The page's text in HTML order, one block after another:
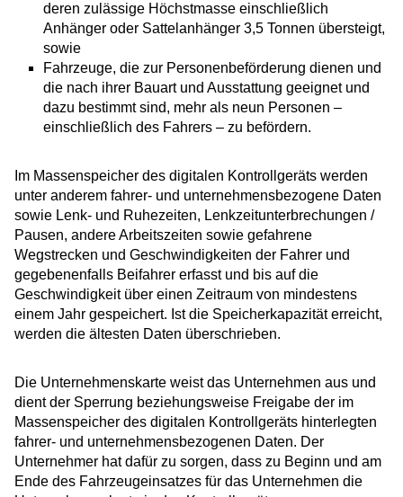
deren zulässige Höchstmasse einschließlich
Anhänger oder Sattelanhänger 3,5 Tonnen übersteigt,
sowie
Fahrzeuge, die zur Personenbeförderung dienen und
die nach ihrer Bauart und Ausstattung geeignet und
dazu bestimmt sind, mehr als neun Personen –
einschließlich des Fahrers – zu befördern.
Im Massenspeicher des digitalen Kontrollgeräts werden
unter anderem fahrer- und unternehmensbezogene Daten
sowie Lenk- und Ruhezeiten, Lenkzeitunterbrechungen /
Pausen, andere Arbeitszeiten sowie gefahrene
Wegstrecken und Geschwindigkeiten der Fahrer und
gegebenenfalls Beifahrer erfasst und bis auf die
Geschwindigkeit über einen Zeitraum von mindestens
einem Jahr gespeichert. Ist die Speicherkapazität erreicht,
werden die ältesten Daten überschrieben.
Die Unternehmenskarte weist das Unternehmen aus und
dient der Sperrung beziehungsweise Freigabe der im
Massenspeicher des digitalen Kontrollgeräts hinterlegten
fahrer- und unternehmensbezogenen Daten. Der
Unternehmer hat dafür zu sorgen, dass zu Beginn und am
Ende des Fahrzeugeinsatzes für das Unternehmen die